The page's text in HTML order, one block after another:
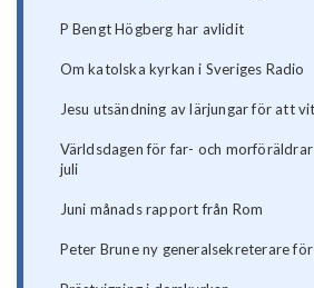
P Bengt Högberg har avlidit
Om katolska kyrkan i Sveriges Radio
Jesu utsändning av lärjungar för att
Världsdagen för far- och
juli
Juni månads rapport från Rom
Peter Brune ny generalsekreterare